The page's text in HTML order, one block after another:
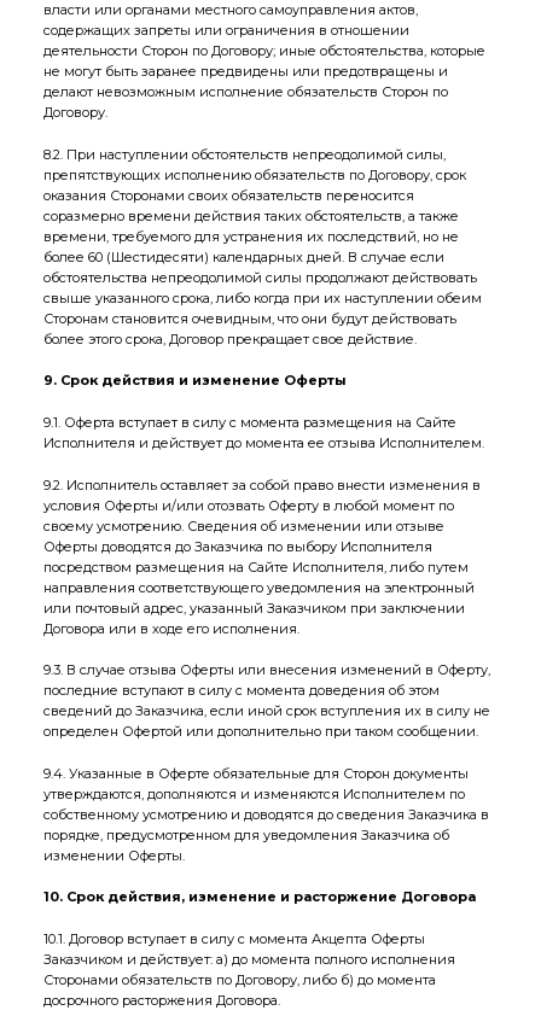
власти или органами местного самоуправления актов,
содержащих запреты или ограничения в отношении
деятельности Сторон по Договору; иные обстоятельства, которые
не могут быть заранее предвидены или предотвращены и
делают невозможным исполнение обязательств Сторон по
Договору.
8.2. При наступлении обстоятельств непреодолимой силы,
препятствующих исполнению обязательств по Договору, срок
оказания Сторонами своих обязательств переносится
соразмерно времени действия таких обстоятельств, а также
времени, требуемого для устранения их последствий, но не
более 60 (Шестидесяти) календарных дней. В случае если
обстоятельства непреодолимой силы продолжают действовать
свыше указанного срока, либо когда при их наступлении обеим
Сторонам становится очевидным, что они будут действовать
более этого срока, Договор прекращает свое действие.
9. Срок действия и изменение Оферты
9.1. Оферта вступает в силу с момента размещения на Сайте
Исполнителя и действует до момента ее отзыва Исполнителем.
9.2. Исполнитель оставляет за собой право внести изменения в
условия Оферты и/или отозвать Оферту в любой момент по
своему усмотрению. Сведения об изменении или отзыве
Оферты доводятся до Заказчика по выбору Исполнителя
посредством размещения на Сайте Исполнителя, либо путем
направления соответствующего уведомления на электронный
или почтовый адрес, указанный Заказчиком при заключении
Договора или в ходе его исполнения.
9.3. В случае отзыва Оферты или внесения изменений в Оферту,
последние вступают в силу с момента доведения об этом
сведений до Заказчика, если иной срок вступления их в силу не
определен Офертой или дополнительно при таком сообщении.
9.4. Указанные в Оферте обязательные для Сторон документы
утверждаются, дополняются и изменяются Исполнителем по
собственному усмотрению и доводятся до сведения Заказчика в
порядке, предусмотренном для уведомления Заказчика об
изменении Оферты.
10. Срок действия, изменение и расторжение Договора
10.1. Договор вступает в силу с момента Акцепта Оферты
Заказчиком и действует: а) до момента полного исполнения
Сторонами обязательств по Договору, либо б) до момента
досрочного расторжения Договора.